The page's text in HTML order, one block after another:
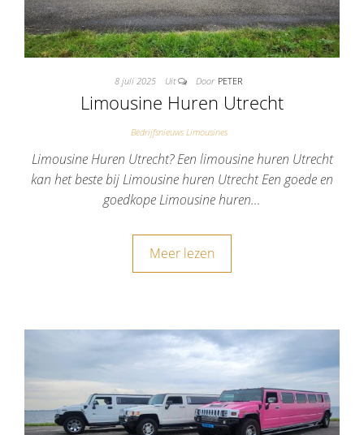
8 juli 2025 Uit Door PETER
Limousine Huren Utrecht
Bedrijfsnieuws Limousines
Limousine Huren Utrecht? Een limousine huren Utrecht
kan het beste bij Limousine huren Utrecht Een goede en
goedkope Limousine huren…
Meer lezen